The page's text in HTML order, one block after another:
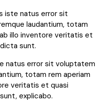
iste natus error sit
laudantium, totam
illo inventore veritatis et
sunt.
natus error sit voluptatem
totam rem aperiam
veritatis et quasi
explicabo.